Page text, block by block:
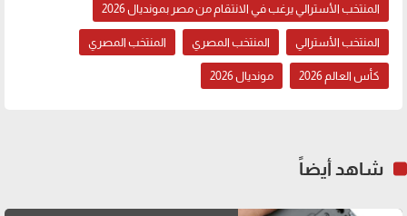
المنتخب الأسترالي يرغب في الانتقام من مصر بمونديال 2026
المنتخب الأسترالي المنتخب المصري المنتخب المصري
كأس العالم 2026 مونديال 2026
شاهد أيضاً